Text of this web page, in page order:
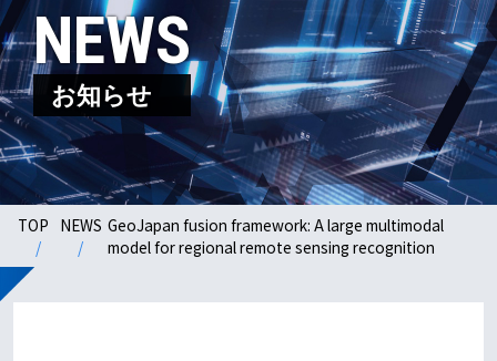
NEWS
お知らせ
TOP NEWS GeoJapan fusion framework: A large multimodal
model for regional remote sensing recognition